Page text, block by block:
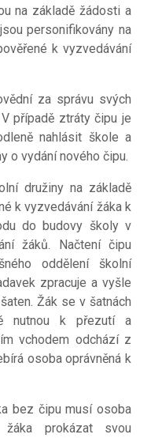
na základě žádosti a
personifikovány na
k vyzvedávání
za správu svých
případě ztráty čipu je
nahlásit škole a
o vydání nového čipu.
družiny na základě
k vyzvedávání žáka k
do budovy školy v
žáků. Načtení čipu
oddělení školní
zpracuje a vyšle
Žák se v šatnách
nutnou k
přezutí a
vchodem odchází z
osoba oprávněná k
bez čipu musí osoba
žáka prokázat svou